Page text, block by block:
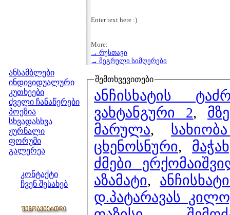
ანსამბლები
ინდივიდუალური
კუთხეები
ძველი ჩანაწერები
პოეზია
სხვადასხვა
ჟურნალი
ფორუმი
გალერეა
კონტაქტი
ჩვენ შესახებ
Enter text here :)
More:
→ რუსთავი
→ მეგრული სიმღერები
შემთხვევითები
ანჩისხატის
ვახტანგური 2,
მარულა,
ცხენოსნური,
ძმები
აზამატი,
დ.პატარავას